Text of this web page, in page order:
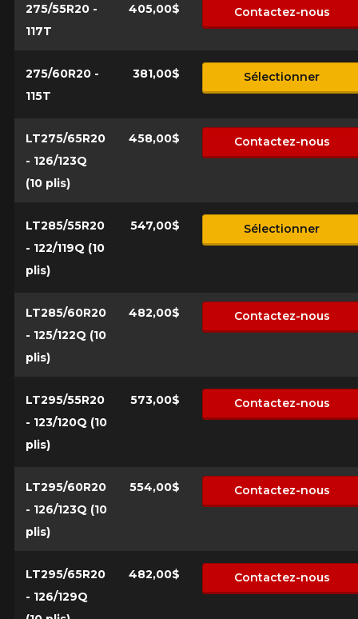
275/55R20 -
117T
405,00$ Contactez-nous
275/60R20 -
115T
381,00$ Sélectionner
LT275/65R20
- 126/123Q
(10 plis)
458,00$ Contactez-nous
LT285/55R20
- 122/119Q (10
plis)
547,00$ Sélectionner
LT285/60R20
- 125/122Q (10
plis)
482,00$ Contactez-nous
LT295/55R20
- 123/120Q (10
plis)
573,00$ Contactez-nous
LT295/60R20
- 126/123Q (10
plis)
554,00$ Contactez-nous
LT295/65R20
- 126/129Q
482,00$ Contactez-nous